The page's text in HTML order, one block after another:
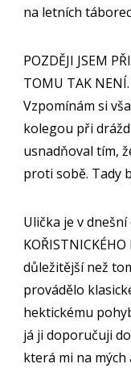
na letních
POZDĚJI JSEM
TOMU TAK
Vzpomínám si
kolegou při
usnadňoval tím,
proti sobě. Tady
Ulička je v dnešní
důležitější než
provádělo
hektickému
já ji doporučuji
která mi na